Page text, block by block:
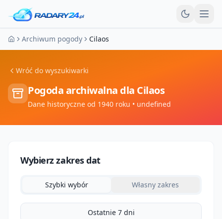
Strona główna
Archiwum pogody Cilaos
Wróć do wyszukiwarki
Pogoda archiwalna dla Cilaos
Dane historyczne od 1940 roku • undefined
Wybierz zakres dat
Szybki wybór Własny zakres
Ostatnie 7 dni